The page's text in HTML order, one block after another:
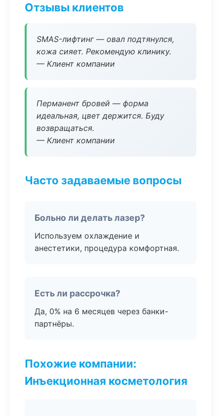
Отзывы клиентов
SMAS-лифтинг — овал подтянулся,
кожа сияет. Рекомендую клинику.
— Клиент компании
Перманент бровей — форма
идеальная, цвет держится. Буду
возвращаться.
— Клиент компании
Часто задаваемые вопросы
Больно ли делать лазер?
Используем охлаждение и
анестетики, процедура комфортная.
Есть ли рассрочка?
Да, 0% на 6 месяцев через банки-
партнёры.
Похожие компании:
Инъекционная косметология